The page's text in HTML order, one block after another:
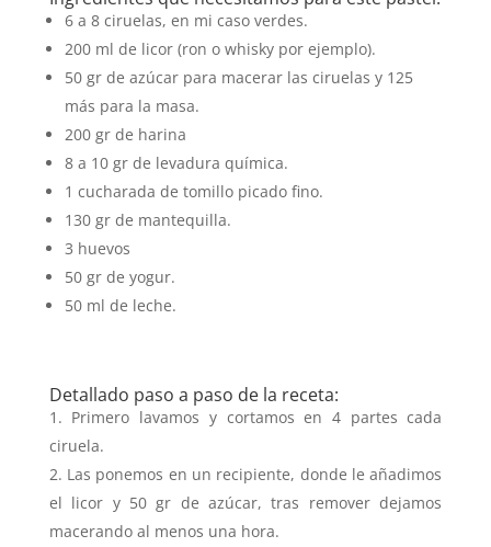
6 a 8 ciruelas, en mi caso verdes.
200 ml de licor (ron o whisky por ejemplo).
50 gr de azúcar para macerar las ciruelas y 125
más para la masa.
200 gr de harina
8 a 10 gr de levadura química.
1 cucharada de tomillo picado fino.
130 gr de mantequilla.
3 huevos
50 gr de yogur.
50 ml de leche.
Detallado paso a paso de la receta:
Primero lavamos y cortamos en 4 partes cada
ciruela.
Las ponemos en un recipiente, donde le añadimos
el licor y 50 gr de azúcar, tras remover dejamos
macerando al menos una hora.